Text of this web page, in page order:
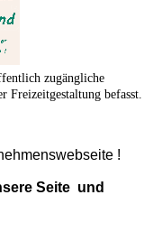
zugängliche
Freizeitgestaltung befasst.
!
Seite und